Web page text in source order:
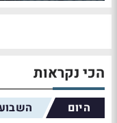
הכי נקראות
היום